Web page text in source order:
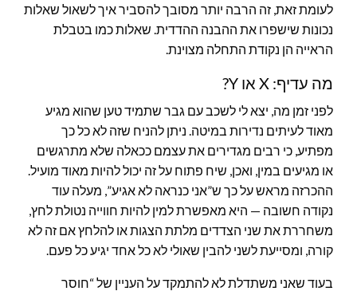
לעומת זאת, זה הרבה יותר מסובך להסביר איך לשאול שאלות
נכונות שישפרו את ההבנה ההדדית. שאלות כמו בטבלת
הראייה הן נקודת התחלה מצוינת.
מה עדיף: X או Y?
לפני זמן מה, יצא לי לשכב עם גבר שתמיד טען שהוא מגיע
מאוד לעיתים נדירות במיטה. ניתן להניח שזה לא כל כך
מפתיע, כי רבים מגדירים את עצמם ככאלה שלא מתרגשים
או מגיעים במין, ואכן, שיח פתוח על זה יכול להיות מאוד מועיל.
ההכרזה מראש על כך ש”אני כנראה לא אגיע”, מעלה עוד
נקודה חשובה — היא מאפשרת למין להיות חווייה נטולת לחץ,
משחררת את שני הצדדים מלתת הצגות או להלחץ אם זה לא
קורה, ומסייעת לשני להבין שאולי לא כל אחד יגיע כל פעם.
בעוד שאני משתדלת לא להתמקד על העניין של “חוסר